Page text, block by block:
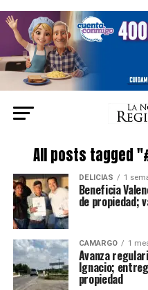
All posts tagged
DELICIAS 1
Beneficia
de propiedad;
CAMARGO 1
Avanza
Ignacio;
propiedad